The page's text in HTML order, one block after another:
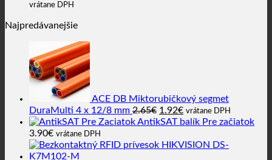
vrátane DPH
Najpredávanejšie
ACE DB Miktorubičkový segmet
DuraMulti 4 x 12/8 mm 2.65€ Pôvodná
cena
2.65€.
1.92€Aktuálna
cena
1.92€.
vrátane DPH
AntikSAT balík Pre začiatok
3.90€ vrátane DPH